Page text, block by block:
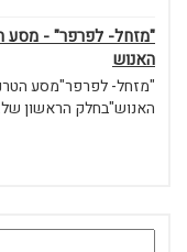
"מזחל- לפרפר" - מסע
האנוש
"מזחל- לפרפר"מסע
האנוש"בחלק הראשון